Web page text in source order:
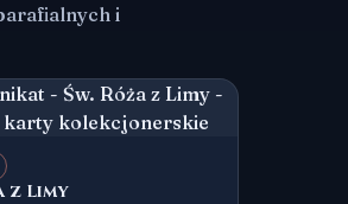
i
z Limy